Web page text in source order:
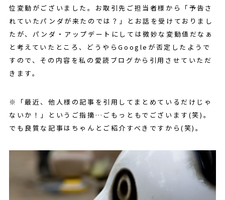
位変動がございました。お取引先ご担当者様から「予告さ
れていたパンダが来たのでは？」とお話を受けておりまし
たが、パンダ・アップデートにしては微妙な変動値だなぁ
と考えていたところ、どうやらGoogleが否定したようで
すので、その内容を私の愛読ブログから引用させていただ
きます。
※「最近、他人様の記事を引用してまとめているだけじゃ
ないか！」というご指摘…ごもっともでございます(笑)。
でも良質な記事はちゃんとご紹介すべきですから(笑)。